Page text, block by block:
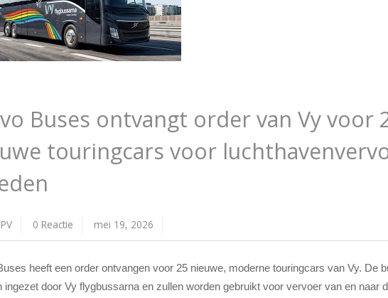
Buses ontvangt order van Vy voor
touringcars voor
PV 0 Reactie mei 19, 2026
heeft een order ontvangen voor 25 nieuwe, moderne touringcars van Vy. De
ingezet door Vy flygbussarna en zullen worden gebruikt voor vervoer van en naar